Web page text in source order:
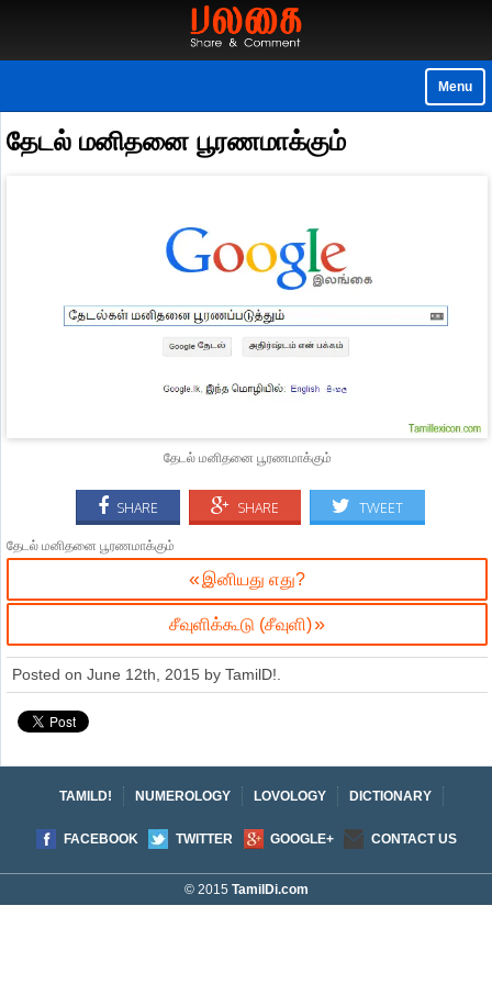
Menu
தேடல் மனிதனை பூரணமாக்கும்
தேடல் மனிதனை பூரணமாக்கும்
SHARE SHARE TWEET
தேடல் மனிதனை பூரணமாக்கும்
இனியது எது?
சீவுளிக்கூடு (சீவுளி)
Posted on June 12th, 2015 by TamilD!
TAMILD! NUMEROLOGY LOVOLOGY DICTIONARY
FACEBOOK TWITTER GOOGLE+ CONTACT US
© 2015 TamilDi.com